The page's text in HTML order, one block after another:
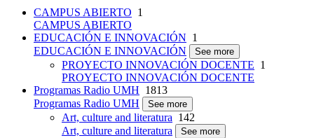
CAMPUS ABIERTO 1
CAMPUS ABIERTO
EDUCACIÓN E INNOVACIÓN 1
EDUCACIÓN E INNOVACIÓN
See more
PROYECTO INNOVACIÓN DOCENTE 1
PROYECTO INNOVACIÓN DOCENTE
Programas Radio UMH 1813
Programas Radio UMH
See more
Art, culture and literatura 142
Art, culture and literatura
See more